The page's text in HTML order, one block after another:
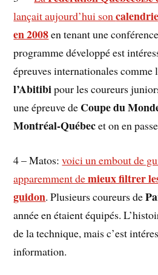
lançait aujourd’hui son
en 2008en tenant une
programme développé est
épreuves internationales
l’Abitibipour les coureurs
une épreuve de Coupe du
Montréal-Québecet on en
4 – Matos:voici un embout de
apparemment demieux filtrer
guidon. Plusieurs coureurs de
année en étaient équipés.
de la technique, mais c’est
information.